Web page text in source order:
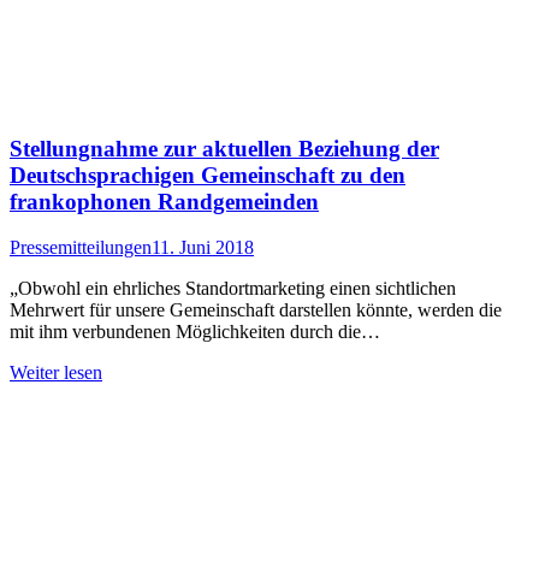
Stellungnahme zur aktuellen Beziehung der
Deutschsprachigen Gemeinschaft zu den
frankophonen Randgemeinden
Pressemitteilungen11. Juni 2018
„Obwohl ein ehrliches Standortmarketing einen sichtlichen
Mehrwert für unsere Gemeinschaft darstellen könnte, werden die
mit ihm verbundenen Möglichkeiten durch die…
Weiter lesen